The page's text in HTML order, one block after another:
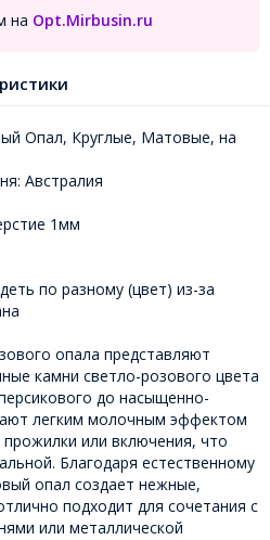
на Opt.Mirbusin.ru
Опал, Круглые, Матовые, на
Австралия
1мм
по разному (цвет) из-за
опала представляют
камни светло-розового цвета
до насыщенно-
легким молочным эффектом
или включения, что
Благодаря естественному
опал создает нежные,
подходит для сочетания с
или металлической